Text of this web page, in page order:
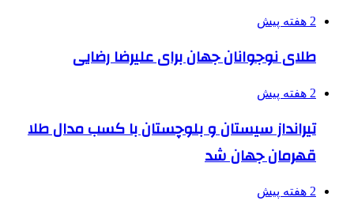
2 هفته پیش
طلای نوجوانان جهان برای علیرضا رضایی
2 هفته پیش
تیرانداز سیستان و بلوچستان با کسب مدال طلا
قهرمان جهان شد
2 هفته پیش